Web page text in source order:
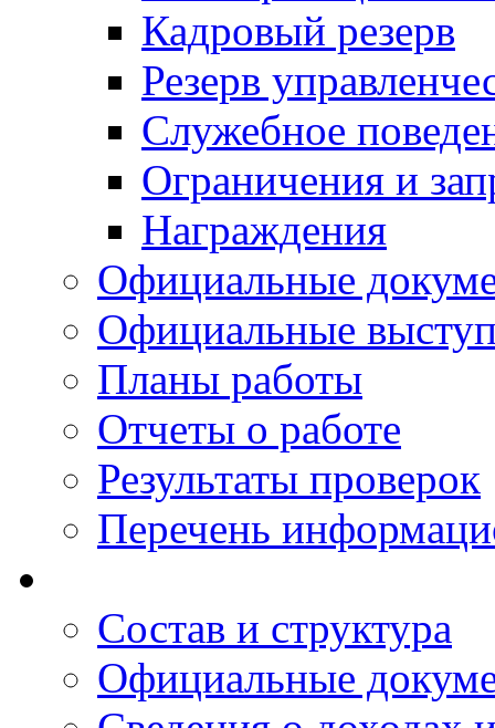
Кадровый резерв
Резерв
Служебное
Ограничения и
Награждения
Официальные
Официальные
Планы работы
Отчеты о работе
Результаты проверок
Перечень
Состав и структура
Официальные